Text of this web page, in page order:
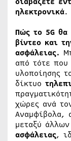
ηλεκτρονικά.
Πώς το 5G θα
βίντεο και
ασφάλειας.
από τότε που
υλοποίησης
δίκτυο
χώρες ανά
Αναμφίβολα,
μεταξύ
ασφάλειας,